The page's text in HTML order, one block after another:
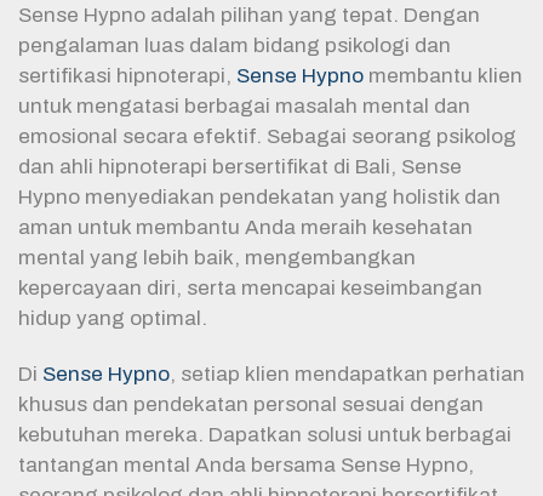
Sense Hypno adalah pilihan yang tepat. Dengan
pengalaman luas dalam bidang psikologi dan
sertifikasi hipnoterapi, Sense Hypno membantu klien
untuk mengatasi berbagai masalah mental dan
emosional secara efektif. Sebagai seorang psikolog
dan ahli hipnoterapi bersertifikat di Bali, Sense
Hypno menyediakan pendekatan yang holistik dan
aman untuk membantu Anda meraih kesehatan
mental yang lebih baik, mengembangkan
kepercayaan diri, serta mencapai keseimbangan
hidup yang optimal.
Di Sense Hypno, setiap klien mendapatkan perhatian
khusus dan pendekatan personal sesuai dengan
kebutuhan mereka. Dapatkan solusi untuk berbagai
tantangan mental Anda bersama Sense Hypno,